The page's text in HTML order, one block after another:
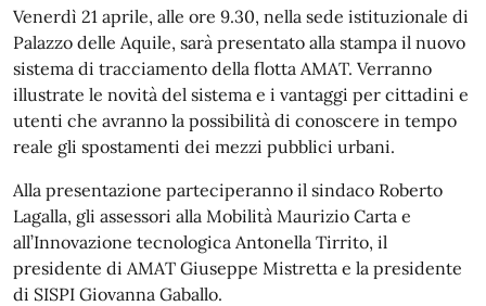
Venerdì 21 aprile, alle ore 9.30, nella sede istituzionale di
Palazzo delle Aquile, sarà presentato alla stampa il nuovo
sistema di tracciamento della flotta AMAT. Verranno
illustrate le novità del sistema e i vantaggi per cittadini e
utenti che avranno la possibilità di conoscere in tempo
reale gli spostamenti dei mezzi pubblici urbani.
Alla presentazione parteciperanno il sindaco Roberto
Lagalla, gli assessori alla Mobilità Maurizio Carta e
all’Innovazione tecnologica Antonella Tirrito, il
presidente di AMAT Giuseppe Mistretta e la presidente
di SISPI Giovanna Gaballo.